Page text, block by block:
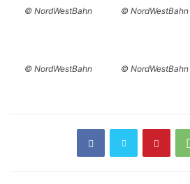
© NordWestBahn © NordWestBahn
© NordWestBahn © NordWestBahn